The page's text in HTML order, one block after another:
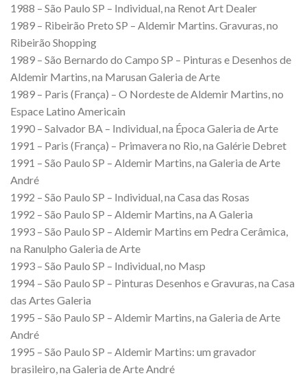
1988 – São Paulo SP – Individual, na Renot Art Dealer
1989 – Ribeirão Preto SP – Aldemir Martins. Gravuras, no
Ribeirão Shopping
1989 – São Bernardo do Campo SP – Pinturas e Desenhos de
Aldemir Martins, na Marusan Galeria de Arte
1989 – Paris (França) – O Nordeste de Aldemir Martins, no
Espace Latino Americain
1990 – Salvador BA – Individual, na Época Galeria de Arte
1991 – Paris (França) – Primavera no Rio, na Galérie Debret
1991 – São Paulo SP – Aldemir Martins, na Galeria de Arte
André
1992 – São Paulo SP – Individual, na Casa das Rosas
1992 – São Paulo SP – Aldemir Martins, na A Galeria
1993 – São Paulo SP – Aldemir Martins em Pedra Cerâmica,
na Ranulpho Galeria de Arte
1993 – São Paulo SP – Individual, no Masp
1994 – São Paulo SP – Pinturas Desenhos e Gravuras, na Casa
das Artes Galeria
1995 – São Paulo SP – Aldemir Martins, na Galeria de Arte
André
1995 – São Paulo SP – Aldemir Martins: um gravador
brasileiro, na Galeria de Arte André